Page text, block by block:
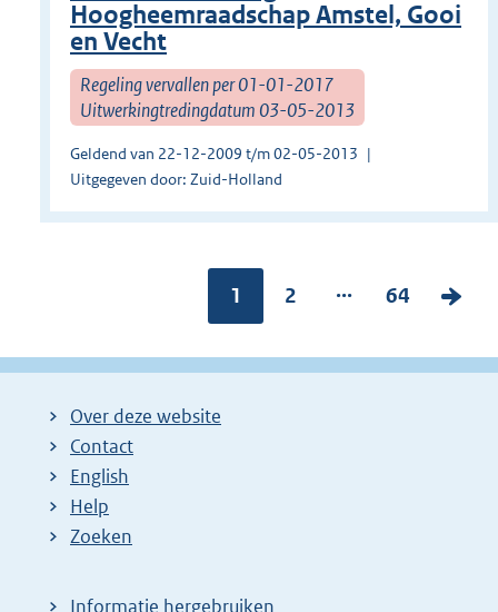
Hoogheemraadschap Amstel, Gooi
en Vecht
Regeling vervallen per 01-01-2017
Uitwerkingtredingdatum 03-05-2013
Geldend van 22-12-2009 t/m 02-05-2013
Uitgegeven door: Zuid-Holland
Pagina:
1
P
g
2 ...
P
g
64
V
l
Over deze website
Contact
English
Help
Zoeken
Informatie hergebruiken